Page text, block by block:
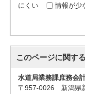
にくい
情報が少
このページに関する
水道局業務課庶務会
〒957-0026 新潟県